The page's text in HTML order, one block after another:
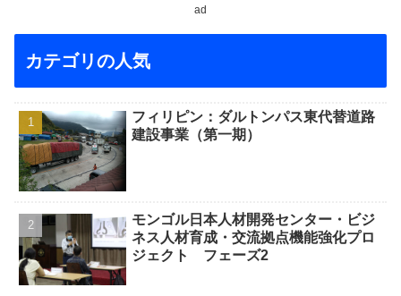
ad
カテゴリの人気
フィリピン：ダルトンパス東代替道路
建設事業（第一期）
モンゴル日本人材開発センター・ビジ
ネス人材育成・交流拠点機能強化プロ
ジェクト フェーズ2